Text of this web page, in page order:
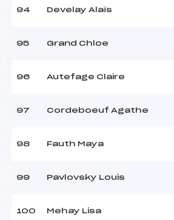
94 Develay Alaïs
95 Grand Chloe
96 Autefage Claire
97 Cordeboeuf Agathe
98 Fauth Maya
99 Pavlovsky Louis
100 Mehay Lisa